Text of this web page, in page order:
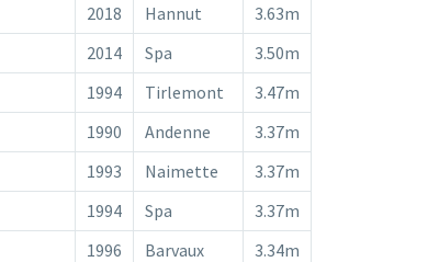
2018 Hannut
3.63m
2014 Spa
3.50m
1994 Tirlemont
3.47m
1990 Andenne
3.37m
1993 Naimette
3.37m
1994 Spa
3.37m
1996 Barvaux
3.34m